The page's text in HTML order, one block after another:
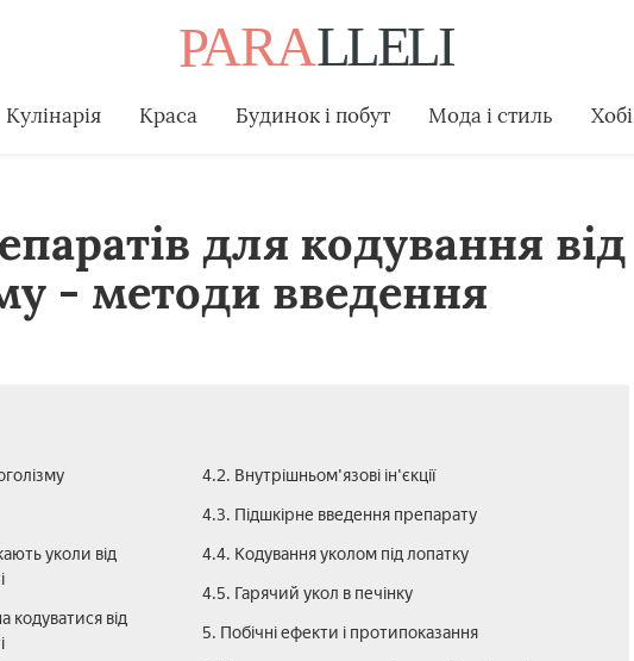
Кулінарія Краса Будинок і побут Мода і стиль Хобі
для кодування від
- методи введення
уколи від
кодуватися від
4.2. Внутрішньом'язові ін'єкції
4.3. Підшкірне введення препарату
4.4. Кодування уколом під лопатку
4.5. Гарячий укол в печінку
5. Побічні ефекти і протипоказання